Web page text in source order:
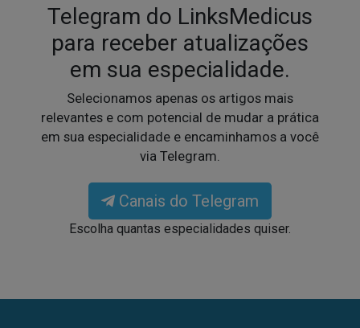
Telegram do LinksMedicus
para receber atualizações
em sua especialidade.
Selecionamos apenas os artigos mais
relevantes e com potencial de mudar a prática
em sua especialidade e encaminhamos a você
via Telegram.
Canais do Telegram
Escolha quantas especialidades quiser.